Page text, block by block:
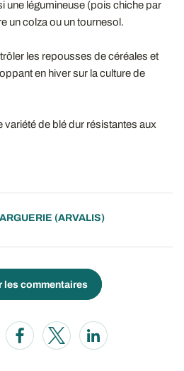
une légumineuse (pois chiche par
un colza ou un tournesol.
les repousses de céréales et
en hiver sur la culture de
variété de blé dur résistantes aux
(ARVALIS)
les commentaires
Opens in a new window
Opens in a new window
Opens in a new